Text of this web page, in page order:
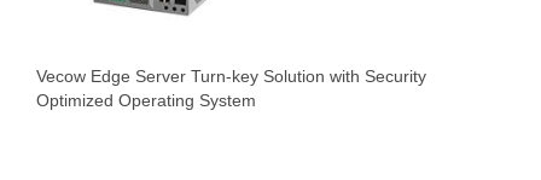
Vecow Edge Server Turn-key Solution with Security
Optimized Operating System